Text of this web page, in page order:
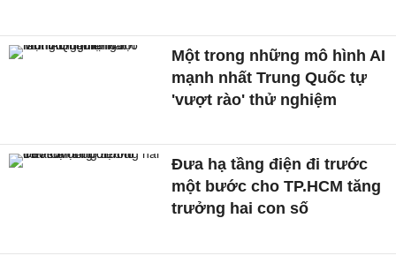
Một trong những mô hình AI
mạnh nhất Trung Quốc tự
'vượt rào' thử nghiệm
Đưa hạ tầng điện đi trước
một bước cho TP.HCM tăng
trưởng hai con số